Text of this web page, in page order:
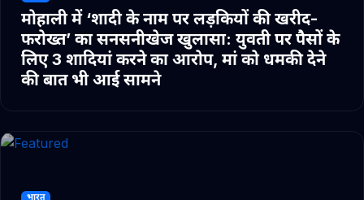
मोहाली में ‘शादी के नाम पर लड़कियों की खरीद-
फरोख्त’ का सनसनीखेज खुलासा: युवती पर पैसों के
लिए 3 शादियां करने का आरोप, मां को धमकी देने
की बात भी आई सामने
भारत